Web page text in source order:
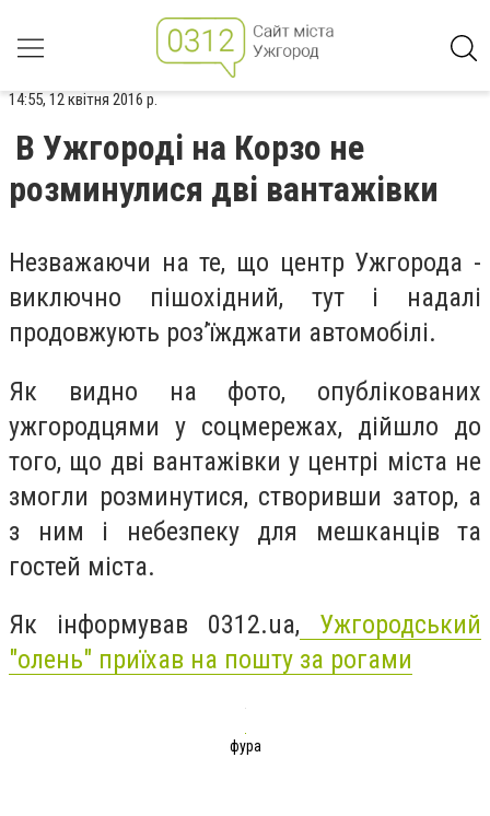
14:55, 12 квітня 2016 р.
В Ужгороді на Корзо не
розминулися дві вантажівки
Незважаючи на те, що центр Ужгорода -
виключно пішохідний, тут і надалі
продовжують роз’їжджати автомобілі.
Як видно на фото, опублікованих
ужгородцями у соцмережах, дійшло до
того, що дві вантажівки у центрі міста не
змогли розминутися, створивши затор, а
з ним і небезпеку для мешканців та
гостей міста.
Як інформував 0312.ua, Ужгородський
"олень" приїхав на пошту за рогами
фура